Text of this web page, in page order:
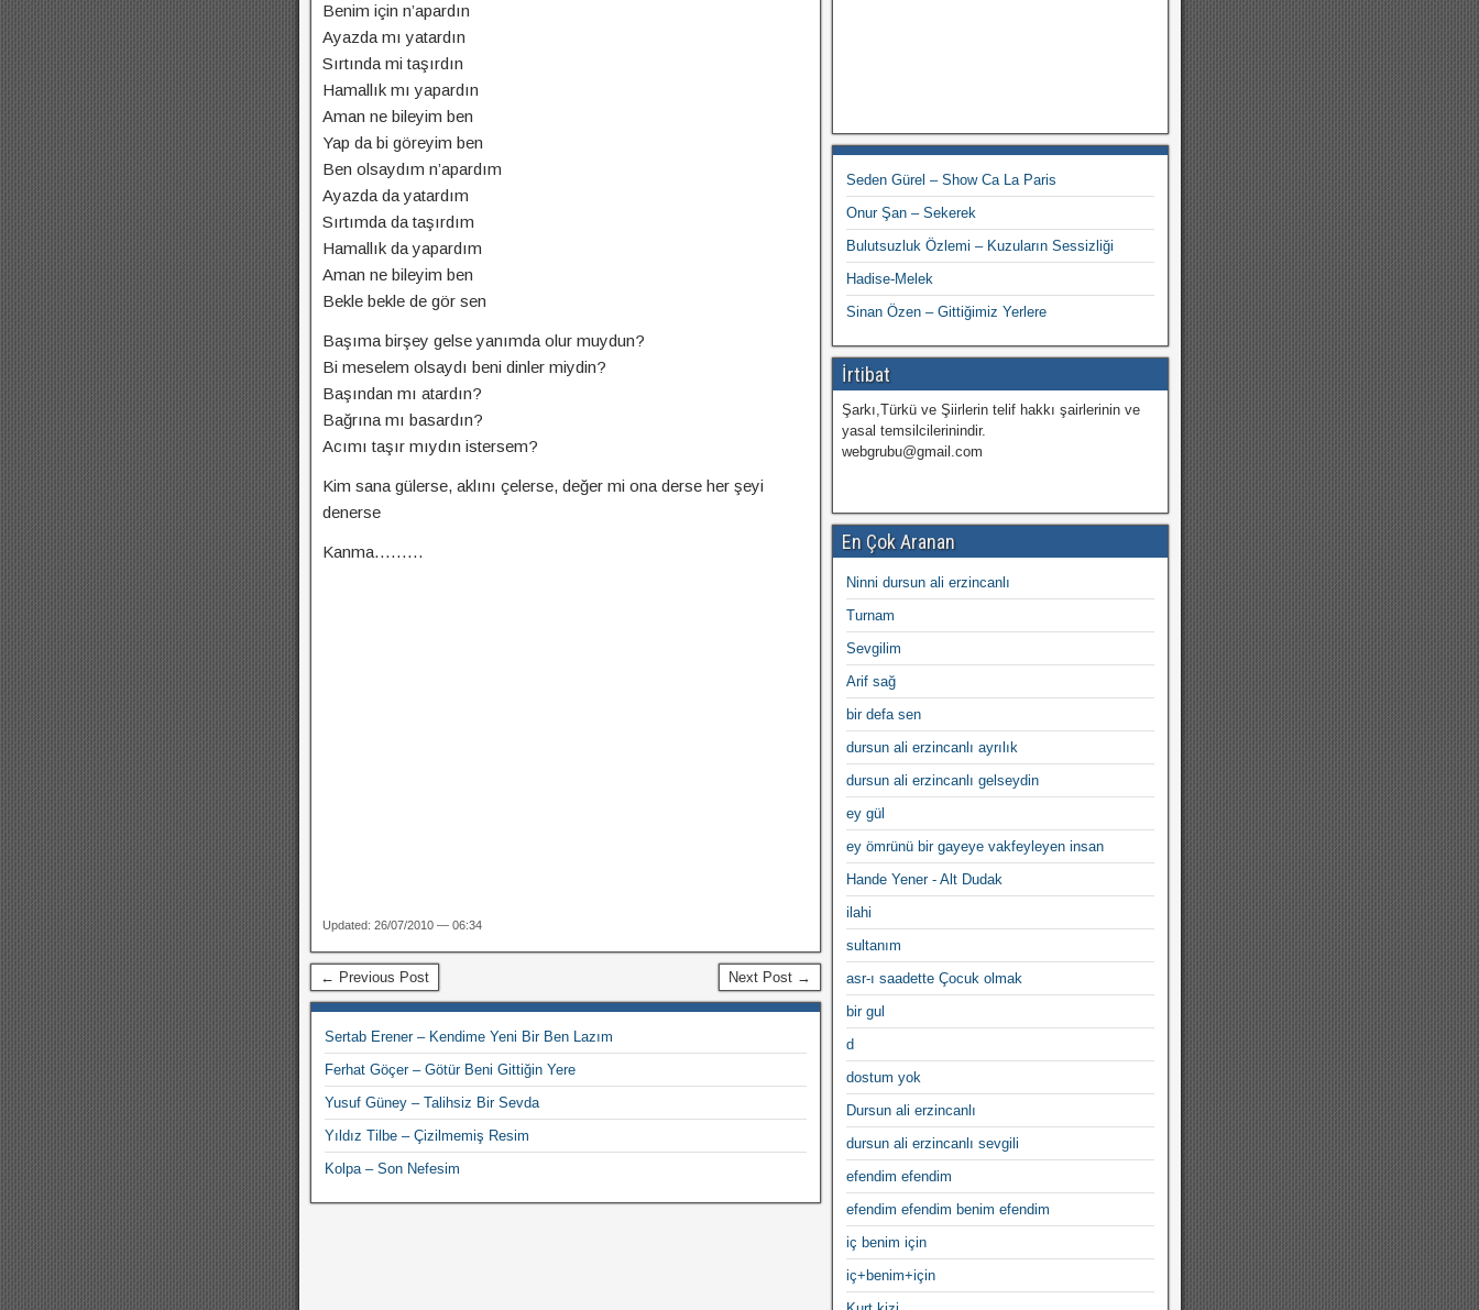
Benim için n’apardın
Ayazda mı yatardın
Sırtında mi taşırdın
Hamallık mı yapardın
Aman ne bileyim ben
Yap da bi göreyim ben
Ben olsaydım n’apardım
Ayazda da yatardım
Sırtımda da taşırdım
Hamallık da yapardım
Aman ne bileyim ben
Bekle bekle de gör sen
Başıma birşey gelse yanımda olur muydun?
Bi meselem olsaydı beni dinler miydin?
Başından mı atardın?
Bağrına mı basardın?
Acımı taşır mıydın istersem?
Kim sana gülerse, aklını çelerse, değer mi ona derse her şeyi
denerse
Kanma………
Updated: 26/07/2010 — 06:34
← Previous Post Next Post →
Sertab Erener – Kendime Yeni Bir Ben Lazım
Ferhat Göçer – Götür Beni Gittiğin Yere
Yusuf Güney – Talihsiz Bir Sevda
Yıldız Tilbe – Çizilmemiş Resim
Kolpa – Son Nefesim
Seden Gürel – Show Ca La Paris
Onur Şan – Sekerek
Bulutsuzluk Özlemi – Kuzuların Sessizliği
Hadise-Melek
Sinan Özen – Gittiğimiz Yerlere
İrtibat
Şarkı,Türkü ve Şiirlerin telif hakkı şairlerinin ve
yasal temsilcilerinindir.
webgrubu@gmail.com
En Çok Aranan
Ninni dursun ali erzincanlı
Turnam
Sevgilim
Arif sağ
bir defa sen
dursun ali erzincanlı ayrılık
dursun ali erzincanlı gelseydin
ey gül
ey ömrünü bir gayeye vakfeyleyen insan
Hande Yener - Alt Dudak
ilahi
sultanım
asr-ı saadette Çocuk olmak
bir gul
d
dostum yok
Dursun ali erzincanlı
dursun ali erzincanlı sevgili
efendim efendim
efendim efendim benim efendim
iç benim için
iç+benim+için